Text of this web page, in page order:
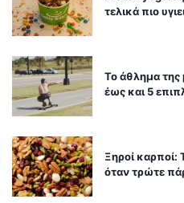
τελικά πιο
Το άθλημα της
έως και 5
Ξηροί καρποί:
όταν τρώτε